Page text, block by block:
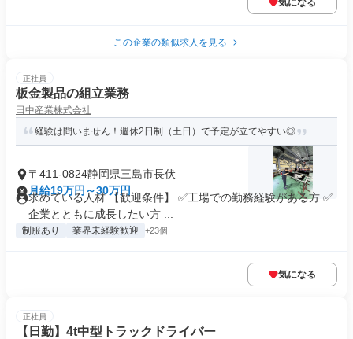
気になる
この企業の類似求人を見る
正社員
板金製品の組立業務
田中産業株式会社
経験は問いません！週休2日制（土日）で予定が立てやすい◎
〒411-0824静岡県三島市長伏
月給19万円～30万円
求めている人材 【歓迎条件】 ✅工場での勤務経験がある方 ✅
企業とともに成長したい方 ...
制服あり 業界未経験歓迎 +23個
気になる
正社員
【日勤】4t中型トラックドライバー